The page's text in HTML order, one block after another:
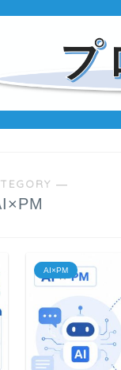
―
AI×PM